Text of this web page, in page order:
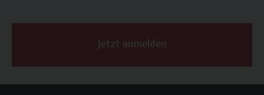
Jetzt anmelden